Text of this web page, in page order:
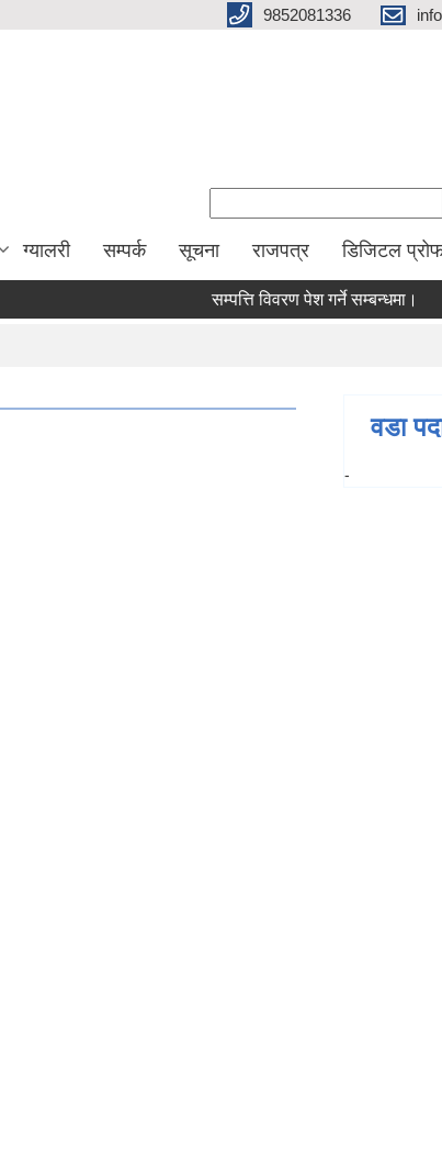
9852081336
ग्यालरी सम्पर्क सूचना राजपत्र डिजिटल
सम्पत्ति विवरण पेश गर्ने सम्बन्धमा।
वडा
-